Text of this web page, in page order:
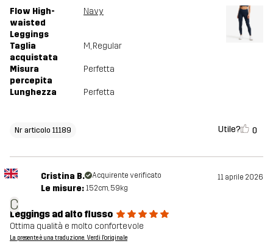
Flow High-
waisted
Leggings
Navy
Taglia
acquistata
M, Regular
Misura
percepita
Perfetta
Lunghezza Perfetta
Nr articolo 11189 Utile? 0
C
Cristina B. Acquirente verificato 11 aprile 2026
Le misure: 152cm, 59kg
Leggings ad alto flusso
Ottima qualità e molto confortevole
La presente è una traduzione. Verdi l'originale